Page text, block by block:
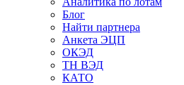
Блог
Найти партнера
Анкета ЭЦП
ОКЭД
ТН ВЭД
КАТО